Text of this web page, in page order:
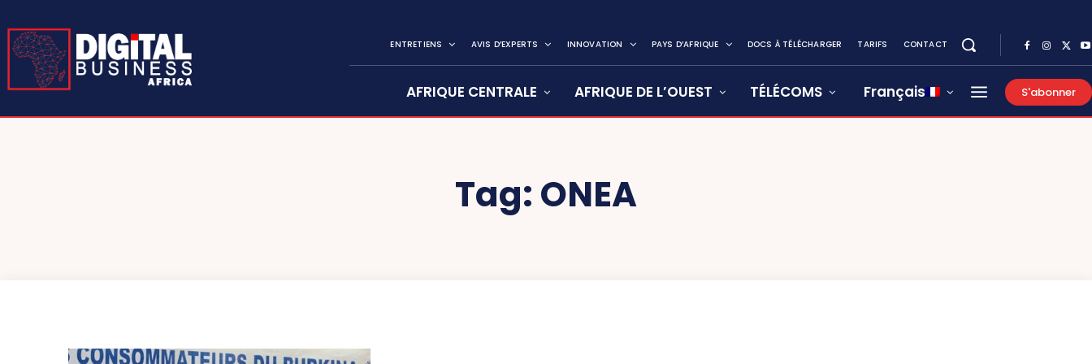
ENTRETIENS AVIS D’EXPERTS INNOVATION PAYS D’AFRIQUE DOCS À TÉLÉCHARGER TARIFS CONTACT
AFRIQUE CENTRALE AFRIQUE DE L’OUEST TÉLÉCOMS Français S'abonner
Tag: ONEA